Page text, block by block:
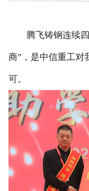
腾飞铸钢连续四
商”，是中信重工对
可。